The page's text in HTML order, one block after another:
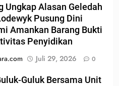
Ungkap Alasan Geledah
Pusung Dini
Amankan Barang Bukti
Penyidikan
Juli 29, 2026 0
Guluk Bersama Unit